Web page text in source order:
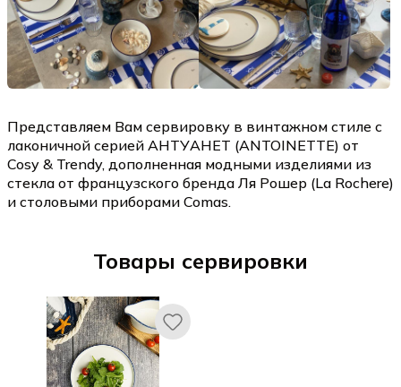
Представляем Вам сервировку в винтажном стиле с
лаконичной серией АНТУАНЕТ (ANTOINETTE) от
Cosy & Trendy, дополненная модными изделиями из
стекла от французского бренда Ля Рошер (La Rochere)
и столовыми приборами Comas.
Товары сервировки